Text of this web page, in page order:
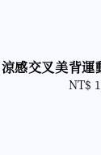
涼感交叉美背運
NT$